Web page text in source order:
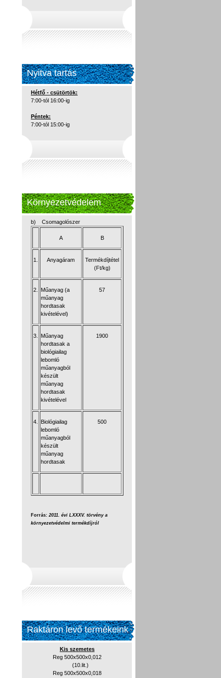
Nyitva tartás
Hétfő - csütörtök:
7:00-tól 16:00-ig
Péntek:
7:00-tól 15:00-ig
Környezetvédelem
b) Csomagolószer
A B
1. Anyagáram
Termékdíjtétel
(Ft/kg)
2.
Műanyag (a
műanyag
hordtasak
kivételével)
57
3.
Műanyag
hordtasak a
biológiailag
lebomló
műanyagból
készült
műanyag
hordtasak
kivételével
1900
4.
Biológiailag
lebomló
műanyagból
készült
műanyag
hordtasak
500
Forrás: 2011. évi LXXXV. törvény a
környezetvédelmi termékdíjról
Raktáron levő termékeink
Kis szemetes
Reg 500x500x0,012
(10.lit.)
Reg 500x500x0,018